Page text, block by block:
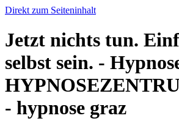
Direkt zum Seiteninhalt
Jetzt nichts tun.
selbst sein. -
- hypnose graz